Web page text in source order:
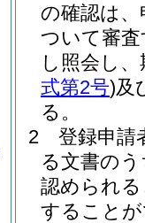
の確認は
ついて審
し照会し
式第2号)及
る。
2
登録申請
る文書の
認められ
すること